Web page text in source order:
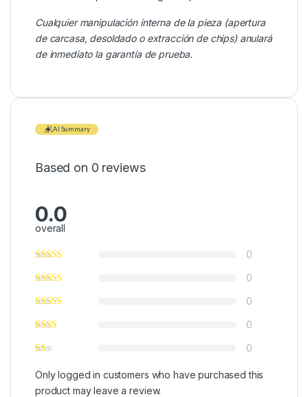
Cualquier manipulación interna de la pieza (apertura
de carcasa, desoldado o extracción de chips) anulará
de inmediato la garantía de prueba.
AI Summary
Based on 0 reviews
0.0
overall
0
0
0
0
0
Only logged in customers who have purchased this
product may leave a review.